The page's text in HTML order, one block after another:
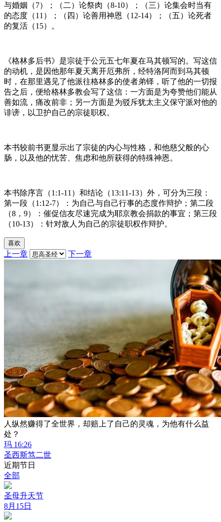
与婚姻（7）；（二）论祭肉（8-10）；（三）论集会时当有
的态度（11）；（四）论善用神恩（12-14）；（五）论死者
的复活（15）。
《格林多后书》是宗徒于公元五七年夏在马其顿写的。写这信
的动机，是因他那年夏天离开厄弗所，经特洛阿而到马其顿
时，在那里遇见了他派往格林多的使者弟铎，听了他的一切报
告之后，便给格林多教会写了这信：一方面是为夸赞他们能从
善如流，痛改前非；另一方面是为驳斥犹太主义保守派对他的
诽谤，以卫护自己的宗徒职权。
本书较前书更显示出了宗徒的内心与性格，和他慈父般的心
肠，以及他的忧苦、焦虑和他所获得的特殊神恩。
本书除序言（1:1-11）和结论（13:11-13）外，可分为三段：
第一段（1:12-7）：为自己与自己行事的态度作辩护；第二段
（8，9）：催促信友尽速完成为耶京教会捐款的事宜；第三段
（10-13）：针对敌人为自己的宗徒职权作辩护。
喜欢
上一章 下一章
人纵然赚得了全世界，却赔上了自己的灵魂，为他有什么益
处？
玛 16:26
圣西斯笃二世
近期节日
全部
圣母升天节
8月15日